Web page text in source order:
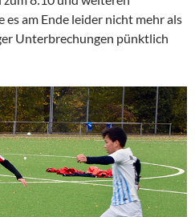
am Ende leider nicht mehr als
Unterbrechungen pünktlich